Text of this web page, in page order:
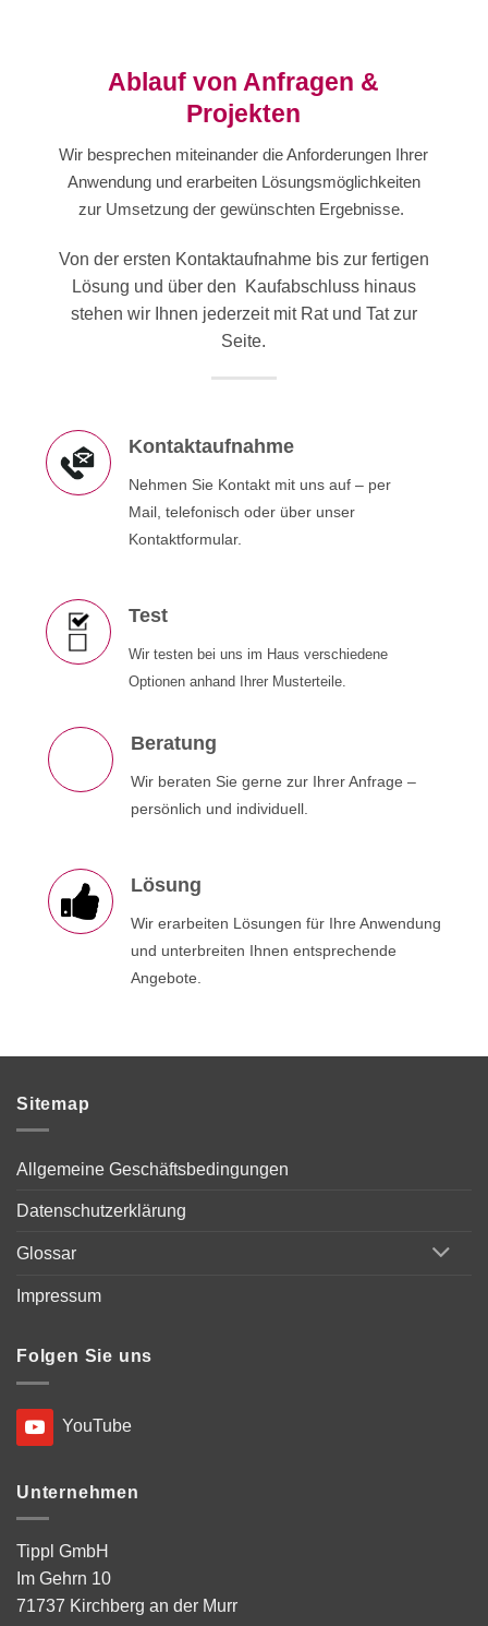
Ablauf von Anfragen &
Projekten
Wir besprechen miteinander die Anforderungen Ihrer
Anwendung und erarbeiten Lösungsmöglichkeiten
zur Umsetzung der gewünschten Ergebnisse.
Von der ersten Kontaktaufnahme bis zur fertigen
Lösung und über den Kaufabschluss hinaus
stehen wir Ihnen jederzeit mit Rat und Tat zur
Seite.
Kontaktaufnahme
Nehmen Sie Kontakt mit uns auf – per
Mail, telefonisch oder über unser
Kontaktformular.
Test
Wir testen bei uns im Haus verschiedene
Optionen anhand Ihrer Musterteile.
Beratung
Wir beraten Sie gerne zur Ihrer Anfrage –
persönlich und individuell.
Lösung
Wir erarbeiten Lösungen für Ihre Anwendung
und unterbreiten Ihnen entsprechende
Angebote.
Sitemap
Allgemeine Geschäftsbedingungen
Datenschutzerklärung
Glossar
Impressum
Folgen Sie uns
YouTube
Unternehmen
Tippl GmbH
Im Gehrn 10
71737 Kirchberg an der Murr